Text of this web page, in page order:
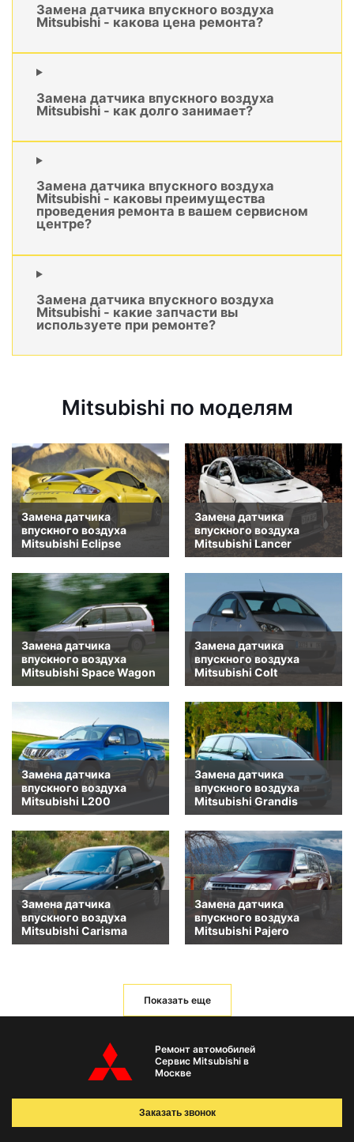
Замена датчика впускного воздуха
Mitsubishi - какова цена ремонта?
Замена датчика впускного воздуха
Mitsubishi - как долго занимает?
Замена датчика впускного воздуха
Mitsubishi - каковы преимущества
проведения ремонта в вашем сервисном
центре?
Замена датчика впускного воздуха
Mitsubishi - какие запчасти вы
используете при ремонте?
Mitsubishi по моделям
Замена датчика
впускного воздуха
Mitsubishi Eclipse
Замена датчика
впускного воздуха
Mitsubishi Lancer
Замена датчика
впускного воздуха
Mitsubishi Space Wagon
Замена датчика
впускного воздуха
Mitsubishi Colt
Замена датчика
впускного воздуха
Mitsubishi L200
Замена датчика
впускного воздуха
Mitsubishi Grandis
Замена датчика
впускного воздуха
Mitsubishi Carisma
Замена датчика
впускного воздуха
Mitsubishi Pajero
Показать еще
Ремонт автомобилей
Сервис Mitsubishi в
Москве
Заказать звонок